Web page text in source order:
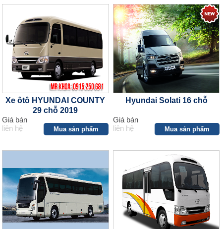
Xe ôtô HYUNDAI COUNTY
29 chỗ 2019
Giá bán
liên hệ
Mua sản phẩm
Hyundai Solati 16 chỗ
Giá bán
liên hệ
Mua sản phẩm